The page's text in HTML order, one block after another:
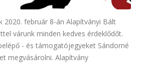
2020. február 8-án Alapítványi Bált
várunk minden kedves érdeklődőt.
- és támogatójegyeket Sándorné
megvásárolni. Alapítvány